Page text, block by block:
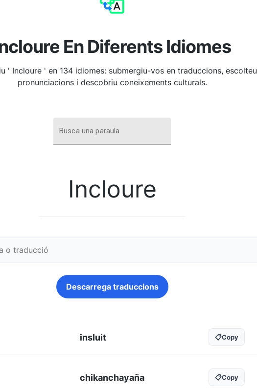
En Diferents Idiomes
' Incloure ' en 134 idiomes: submergiu-vos en traduccions, escolteu
pronunciacions i descobriu coneixements culturals.
Busca una paraula
Incloure
Descarrega traduccions
insluit 📋Copy
chikanchayaña 📋Copy